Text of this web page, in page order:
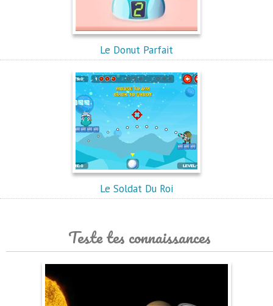
Le Donut Parfait
Le Soldat Du Roi
Teste tes connaissances